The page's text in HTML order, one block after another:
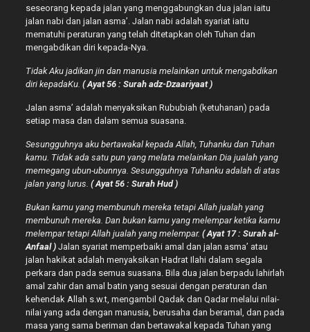
seseorang kepada jalan yang menggabungkan dua jalan iaitu
jalan nabi dan jalan asma’. Jalan nabi adalah syariat iaitu
mematuhi peraturan yang telah ditetapkan oleh Tuhan dan
mengabdikan diri kepada-Nya.
Tidak Aku jadikan jin dan manusia melainkan untuk mengabdikan
diri kepadaKu. ( Ayat 56 : Surah adz-Dzaariyaat )
Jalan asma’ adalah menyaksikan Rububiah (ketuhanan) pada
setiap masa dan dalam semua suasana.
Sesungguhnya aku bertawakal kepada Allah, Tuhanku dan Tuhan
kamu. Tidak ada satu pun yang melata melainkan Dia jualah yang
memegang ubun-ubunnya. Sesungguhnya Tuhanku adalah di atas
jalan yang lurus. ( Ayat 56 : Surah Hud )
Bukan kamu yang membunuh mereka tetapi Allah jualah yang
membunuh mereka. Dan bukan kamu yang melempar ketika kamu
melempar tetapi Allah jualah yang melempar. ( Ayat 17 : Surah al-
Anfaal )Jalan syariat memperbaiki amal dan jalan asma’ atau
jalan hakikat adalah menyaksikan Hadrat Ilahi dalam segala
perkara dan pada semua suasana. Bila dua jalan berpadu lahirlah
amal zahir dan amal batin yang sesuai dengan peraturan dan
kehendak Allah s.w.t, mengambil Qadak dan Qadar melalui nilai-
nilai yang ada dengan manusia, berusaha dan beramal, dan pada
masa yang sama beriman dan bertawakal kepada Tuhan yang